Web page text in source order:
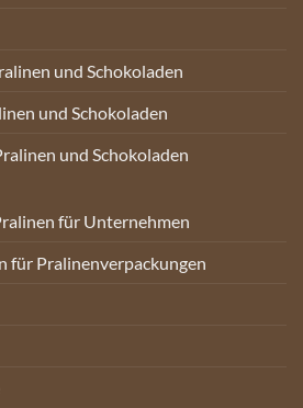
und Schokoladen
und Schokoladen
und Schokoladen
für Unternehmen
für Pralinenverpackungen